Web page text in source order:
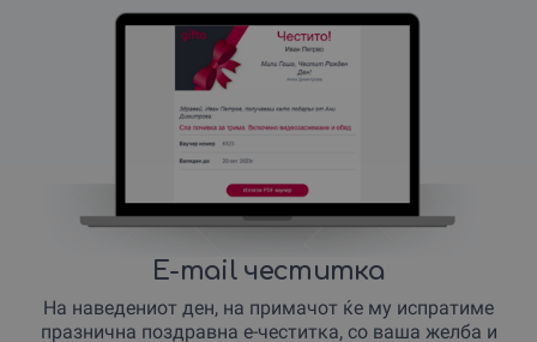
Diamond Lips** – микропигментација на усни за
нагласена боја и форма.
* **Медицинска микропигментација** – камуфлажа
на лузни, ареоли и скалп.
Тетовирање (Tattoos)– уметничко исцртување на
телото кај Симона Драган Кулевска.
Маникир, Педикир и Депилација
лак за совршени нокти.
Collagen Jelly SPA Pedicure** – луксузна нега на
стапалата збогатена со колаген.
E-mail честитка
На наведениот ден, на примачот ќе му испратиме
празнична поздравна е-честитка, со ваша желба и